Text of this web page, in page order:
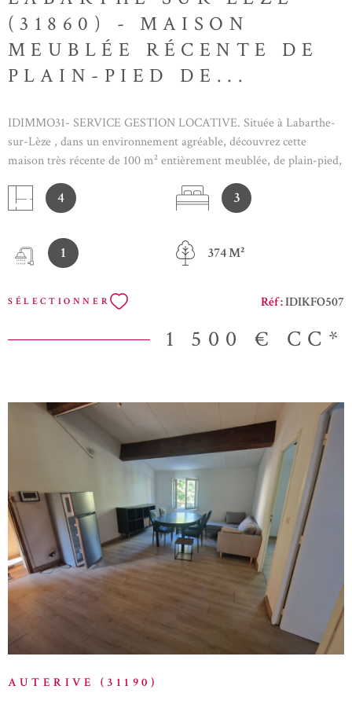
(31860) - MAISON
MEUBLÉE RÉCENTE DE
PLAIN-PIED DE...
IDIMMO31- SERVICE GESTION LOCATIVE. Située à Labarthe-
sur-Lèze , dans un environnement agréable, découvrez cette
maison très récente de 100 m² entièrement meublée, de plain-pied,
offrant confort et modernité (maison très économique et bien
classée!). Elle se compose de : Un grand salon / séjour lumineux
Une cuisine équipée et aménagée, ouverte sur le séjour 3 chambres
Une salle d’eau WC séparés À l’extérieur, vous profiterez d’un joli
jardin avec terrasse et pergolas, idéal pour les beaux jours. Un
grâce au chauffage électrique et à la pompe à chaleur air/air.
Maison fonctionnelle, moderne et agréable à vivre, idéale pour une
4 3
1 374 M²
SÉLECTIONNER Réf :IDIKFO507
1 500 € CC*
AUTERIVE (31190)
VOIR LE BIEN